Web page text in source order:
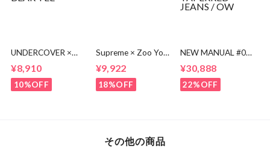
UNDERCOVER ×
KAWAMURA BEAR
TEE
¥8,910
10%OFF
Supreme × Zoo York
¥9,922
18%OFF
NEW MANUAL #017
JEANS / OW
¥30,888
22%OFF
その他の商品